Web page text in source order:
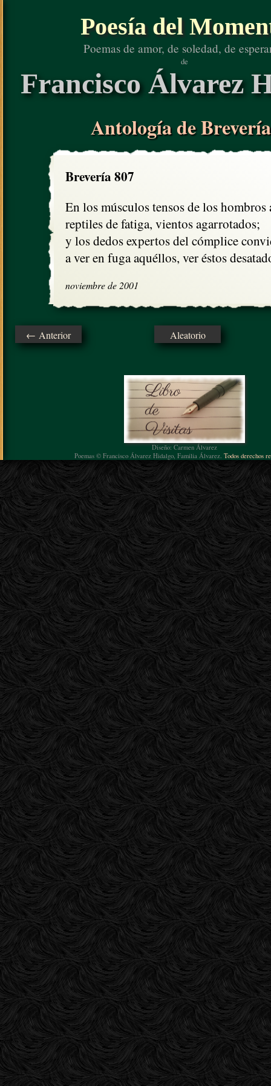
Poesía del
Poemas de amor, de soledad, de
de
Francisco Álvarez
Antología de
Brevería 807
En los músculos tensos de los hombros
reptiles de fatiga, vientos agarrotados;
y los dedos expertos del cómplice
a ver en fuga aquéllos, ver éstos
noviembre de 2001
← Anterior Aleatorio
Diseño: Carmen Álvarez
Poemas © Francisco Álvarez Hidalgo, Familia Álvarez. Todos derechos